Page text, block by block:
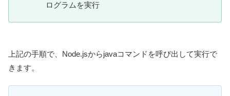
ログラムを実行
上記の手順で、Node.jsからjavaコマンドを呼び出して実行で
きます。